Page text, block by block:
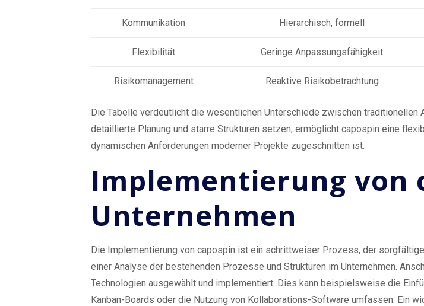
Kommunikation Hierarchisch, formell
Flexibilität Geringe Anpassungsfähigkeit
Risikomanagement Reaktive Risikobetrachtung
Die Tabelle verdeutlicht die wesentlichen Unterschiede zwischen
detaillierte Planung und starre Strukturen setzen, ermöglicht capospin eine
dynamischen Anforderungen moderner Projekte zugeschnitten ist.
Implementierung von
Unternehmen
Die Implementierung von capospin ist ein schrittweiser Prozess, der
einer Analyse der bestehenden Prozesse und Strukturen im Unternehmen.
Technologien ausgewählt und implementiert. Dies kann beispielsweise die
Kanban-Boards oder die Nutzung von Kollaborations-Software umfassen. Ein